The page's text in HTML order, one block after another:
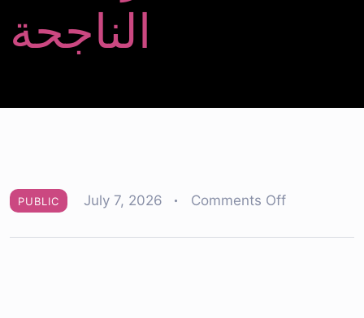
الناجحة
PUBLIC July 7, 2026 Comments Offon